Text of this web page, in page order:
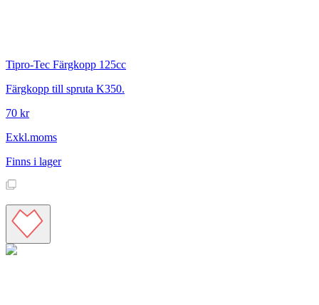
Tipro-Tec Färgkopp 125cc
Färgkopp till spruta K350.
70 kr
Exkl.moms
Finns i lager